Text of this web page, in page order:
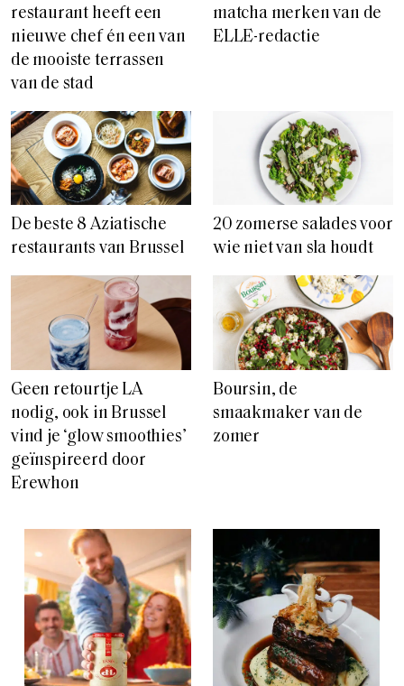
restaurant heeft een
nieuwe chef én een van
de mooiste terrassen
van de stad
matcha merken van de
ELLE-redactie
De beste 8 Aziatische
restaurants van Brussel
20 zomerse salades voor
wie niet van sla houdt
Geen retourtje LA
nodig, ook in Brussel
vind je ‘glow smoothies’
geïnspireerd door
Erewhon
Boursin, de
smaakmaker van de
zomer